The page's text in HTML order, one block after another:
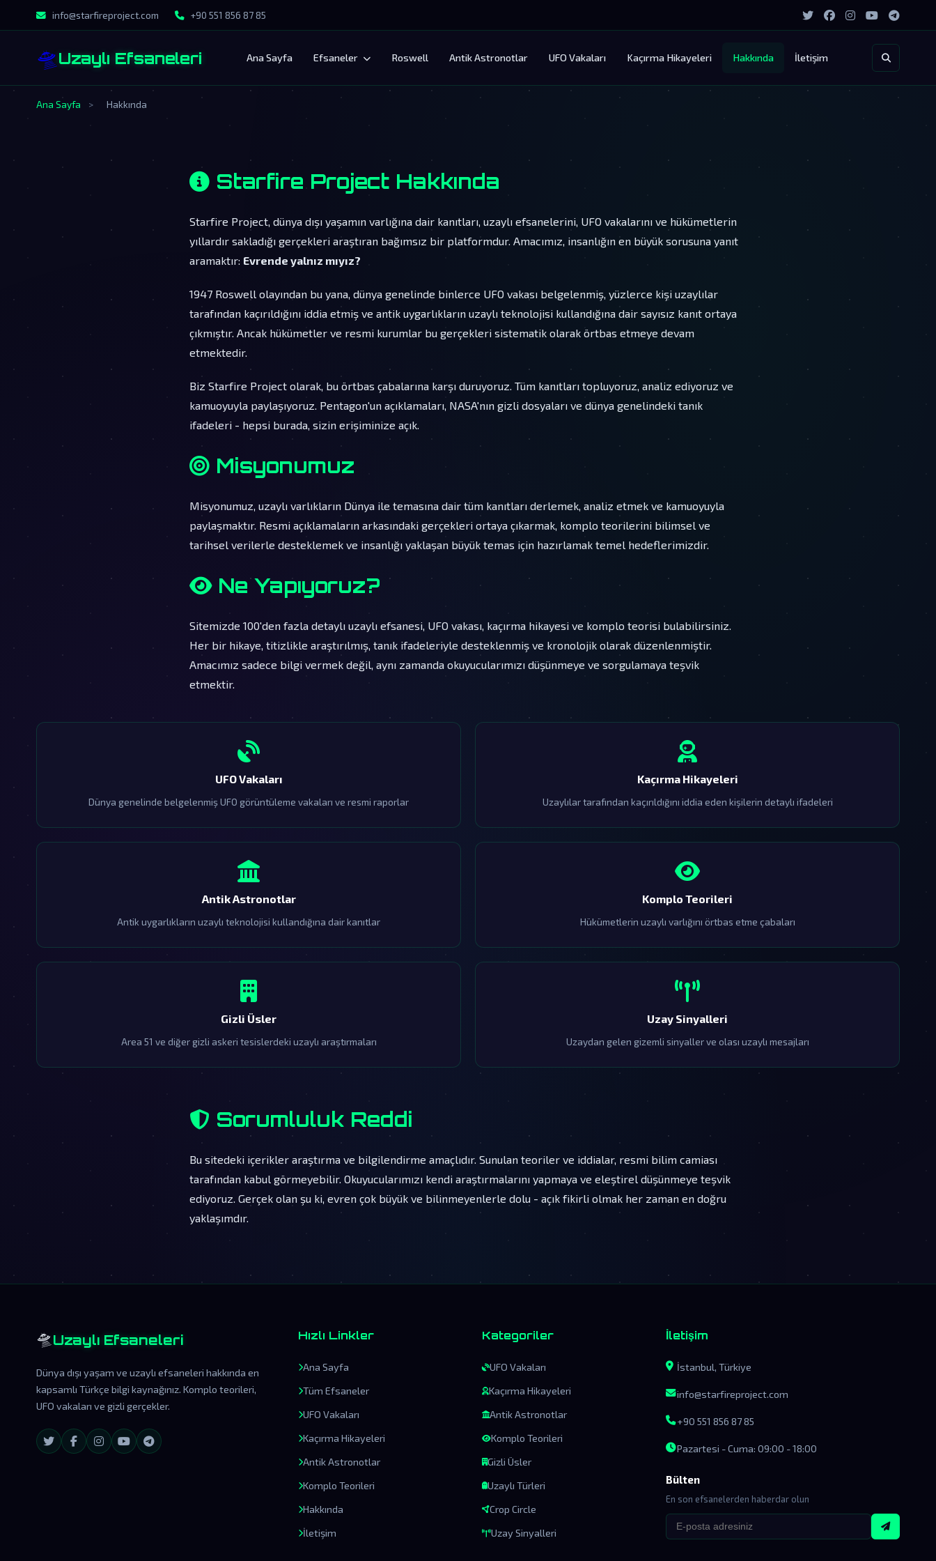
info@starfireproject.com +90 551 856 87 85
🛸Uzaylı Efsaneleri Ana Sayfa Efsaneler Roswell Antik Astronotlar UFO Vakaları Kaçırma Hikayeleri Hakkında İletişim
Ana Sayfa > Hakkında
Starfire Project Hakkında
Starfire Project, dünya dışı yaşamın varlığına dair kanıtları, uzaylı efsanelerini, UFO vakalarını ve hükümetlerin
yıllardır sakladığı gerçekleri araştıran bağımsız bir platformdur. Amacımız, insanlığın en büyük sorusuna yanıt
aramaktır: Evrende yalnız mıyız?
1947 Roswell olayından bu yana, dünya genelinde binlerce UFO vakası belgelenmiş, yüzlerce kişi uzaylılar
tarafından kaçırıldığını iddia etmiş ve antik uygarlıkların uzaylı teknolojisi kullandığına dair sayısız kanıt ortaya
çıkmıştır. Ancak hükümetler ve resmi kurumlar bu gerçekleri sistematik olarak örtbas etmeye devam
etmektedir.
Biz Starfire Project olarak, bu örtbas çabalarına karşı duruyoruz. Tüm kanıtları topluyoruz, analiz ediyoruz ve
kamuoyuyla paylaşıyoruz. Pentagon'un açıklamaları, NASA'nın gizli dosyaları ve dünya genelindeki tanık
ifadeleri - hepsi burada, sizin erişiminize açık.
Misyonumuz
Misyonumuz, uzaylı varlıkların Dünya ile temasına dair tüm kanıtları derlemek, analiz etmek ve kamuoyuyla
paylaşmaktır. Resmi açıklamaların arkasındaki gerçekleri ortaya çıkarmak, komplo teorilerini bilimsel ve
tarihsel verilerle desteklemek ve insanlığı yaklaşan büyük temas için hazırlamak temel hedeflerimizdir.
Ne Yapıyoruz?
Sitemizde 100'den fazla detaylı uzaylı efsanesi, UFO vakası, kaçırma hikayesi ve komplo teorisi bulabilirsiniz.
Her bir hikaye, titizlikle araştırılmış, tanık ifadeleriyle desteklenmiş ve kronolojik olarak düzenlenmiştir.
Amacımız sadece bilgi vermek değil, aynı zamanda okuyucularımızı düşünmeye ve sorgulamaya teşvik
etmektir.
UFO Vakaları
Dünya genelinde belgelenmiş UFO görüntüleme vakaları ve resmi raporlar
Kaçırma Hikayeleri
Uzaylılar tarafından kaçırıldığını iddia eden kişilerin detaylı ifadeleri
Antik Astronotlar
Antik uygarlıkların uzaylı teknolojisi kullandığına dair kanıtlar
Komplo Teorileri
Hükümetlerin uzaylı varlığını örtbas etme çabaları
Gizli Üsler
Area 51 ve diğer gizli askeri tesislerdeki uzaylı araştırmaları
Uzay Sinyalleri
Uzaydan gelen gizemli sinyaller ve olası uzaylı mesajları
Sorumluluk Reddi
Bu sitedeki içerikler araştırma ve bilgilendirme amaçlıdır. Sunulan teoriler ve iddialar, resmi bilim camiası
tarafından kabul görmeyebilir. Okuyucularımızı kendi araştırmalarını yapmaya ve eleştirel düşünmeye teşvik
ediyoruz. Gerçek olan şu ki, evren çok büyük ve bilinmeyenlerle dolu - açık fikirli olmak her zaman en doğru
yaklaşımdır.
🛸 Uzaylı Efsaneleri
Dünya dışı yaşam ve uzaylı efsaneleri hakkında en
kapsamlı Türkçe bilgi kaynağınız. Komplo teorileri,
UFO vakaları ve gizli gerçekler.
Hızlı Linkler
Ana Sayfa
Tüm Efsaneler
UFO Vakaları
Kaçırma Hikayeleri
Antik Astronotlar
Komplo Teorileri
Hakkında
İletişim
Kategoriler
UFO Vakaları
Kaçırma Hikayeleri
Antik Astronotlar
Komplo Teorileri
Gizli Üsler
Uzaylı Türleri
Crop Circle
Uzay Sinyalleri
İletişim
İstanbul, Türkiye
info@starfireproject.com
+90 551 856 87 85
Pazartesi - Cuma: 09:00 - 18:00
Bülten
En son efsanelerden haberdar olun